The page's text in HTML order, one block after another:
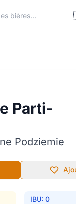
Parti-
Podziemie
IBU: 0